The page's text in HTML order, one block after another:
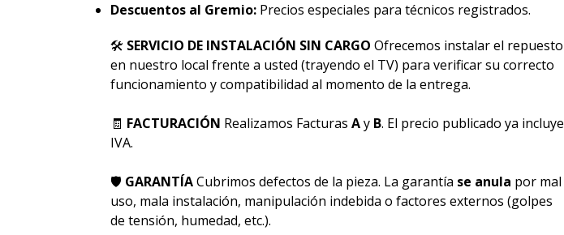
Descuentos al Gremio:Precios especiales para técnicos registrados.
🛠 SERVICIO DE INSTALACIÓN SIN CARGO Ofrecemos instalar el repuesto
en nuestro local frente a usted (trayendo el TV) para verificar su correcto
funcionamiento y compatibilidad al momento de la entrega.
🧾 FACTURACIÓN Realizamos Facturas Ay B. El precio publicado ya incluye
IVA.
🛡 GARANTÍACubrimos defectos de la pieza. La garantía se anula por mal
uso, mala instalación, manipulación indebida o factores externos (golpes
de tensión, humedad, etc.).